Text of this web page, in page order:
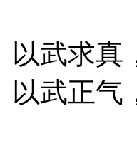
武求真
武正气